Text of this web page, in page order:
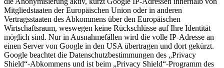
Mitgliedstaaten der Europäischen Union oder in anderen
Vertragsstaaten des Abkommens über den Europäischen
Wirtschaftsraum, weswegen keine Rückschlüsse auf Ihre Identität
möglich sind. Nur in Ausnahmefällen wird die volle IP-Adresse an
einen Server von Google in den USA übertragen und dort gekürzt.
Google beachtet die Datenschutzbestimmungen des „Privacy
Shield“-Abkommens und ist beim „Privacy Shield“-Programm des